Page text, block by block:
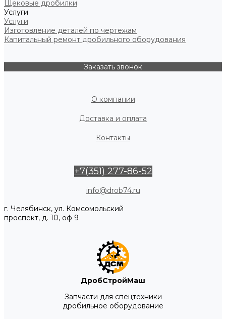
Щековые дробилки
Услуги
Услуги
Изготовление деталей по чертежам
Капитальный ремонт дробильного оборудования
Заказать звонок
О компании
Доставка и оплата
Контакты
+7(351) 277-86-52
info@drob74.ru
г. Челябинск, ул. Комсомольский
проспект, д. 10, оф 9
ДробСтройМаш
Запчасти для спецтехники
дробильное оборудование